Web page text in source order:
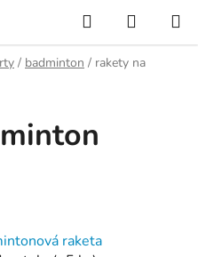
Hledat
KOŠÍK
/ badminton / rakety na
raketa